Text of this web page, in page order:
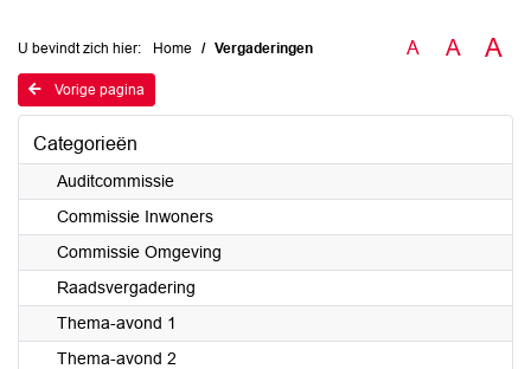
U bevindt zich hier: Home Vergaderingen A A A
Vorige pagina
Categorieën
Auditcommissie
Commissie Inwoners
Commissie Omgeving
Raadsvergadering
Thema-avond 1
Thema-avond 2